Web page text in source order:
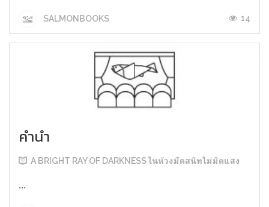
SALMONBOOKS 14
คำนำ
A BRIGHT RAY OF DARKNESS ในห้วงมืดสนิทไม่มิดแสง
...